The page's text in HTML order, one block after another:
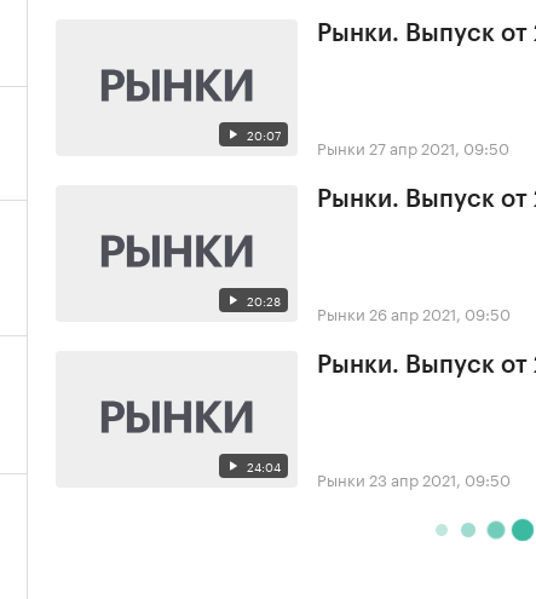
20:07
Рынки. Выпуск от
Рынки 27 апр 2021, 09:50
20:28
Рынки. Выпуск от
Рынки 26 апр 2021, 09:50
24:04
Рынки. Выпуск от
Рынки 23 апр 2021, 09:50